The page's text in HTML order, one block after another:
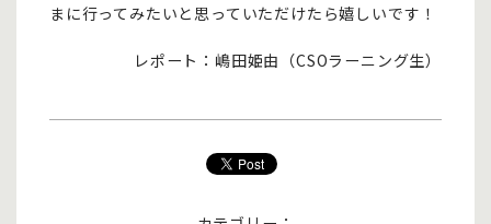
まに行ってみたいと思っていただけたら嬉しいです！
レポート：嶋田姫由（CSOラーニング生）